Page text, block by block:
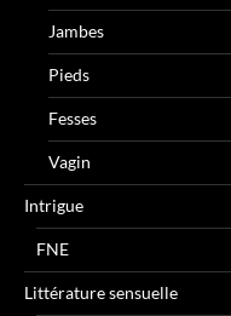
Jambes
Pieds
Fesses
Vagin
Intrigue
FNE
Littérature sensuelle